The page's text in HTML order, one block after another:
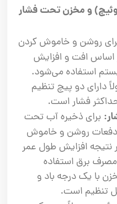
و مخزن تحت فشار
روشن و خاموش کردن
اساس افت و افزایش
استفاده می‌شود.
دارای دو پیچ تنظیم
فشار است.
برای ذخیره آب تحت
روشن و خاموش
افزایش طول عمر
برق استفاده
با یک درجه باد و
تنظیم است.